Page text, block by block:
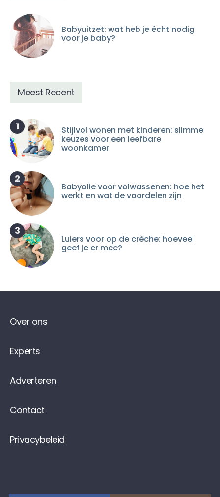
Babyuitzet: wat heb je écht nodig
voor je baby?
Meest Recent
1 Stijlvol wonen met kinderen: slimme
keuzes voor een leefbare
woonkamer
2
Babyolie voor volwassenen: hoe het
werkt en wat de voordelen zijn
3
Luiers voor op de crèche: hoeveel
geef je er mee?
Over ons
Experts
Adverteren
Contact
Privacybeleid